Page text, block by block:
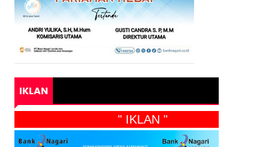
IKLAN
" IKLAN "